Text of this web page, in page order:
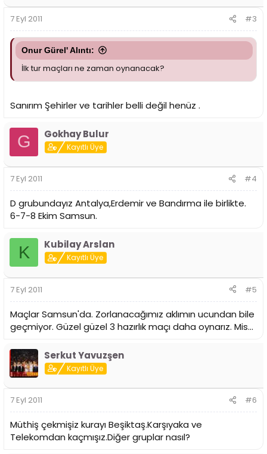
7 Eyl 2011 #3
Onur Gürel' Alıntı:
İlk tur maçları ne zaman oynanacak?
Sanırım Şehirler ve tarihler belli değil henüz .
G Gokhay Bulur
Kayıtlı Üye
7 Eyl 2011 #4
D grubundayız Antalya,Erdemir ve Bandırma ile birlikte.
6-7-8 Ekim Samsun.
K Kubilay Arslan
Kayıtlı Üye
7 Eyl 2011 #5
Maçlar Samsun'da. Zorlanacağımız aklımın ucundan bile
geçmiyor. Güzel güzel 3 hazırlık maçı daha oynarız. Mis...
Serkut Yavuzşen
Kayıtlı Üye
7 Eyl 2011 #6
Müthiş çekmişiz kurayı Beşiktaş.Karşıyaka ve
Telekomdan kaçmışız.Diğer gruplar nasıl?